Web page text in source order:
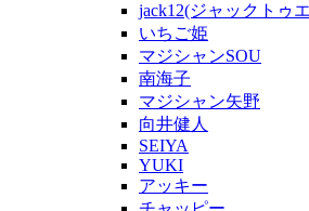
jack12(ジャックトゥ
いちご姫
マジシャンSOU
南海子
マジシャン矢野
向井健人
SEIYA
YUKI
アッキー